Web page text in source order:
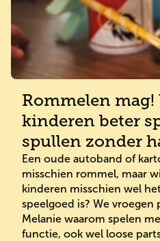
Rommelen mag!
kinderen beter
spullen zonder
Een oude autoband of
misschien rommel, maar
kinderen misschien wel
speelgoed is? We vroegen
Melanie waarom spelen
functie, ook wel loose